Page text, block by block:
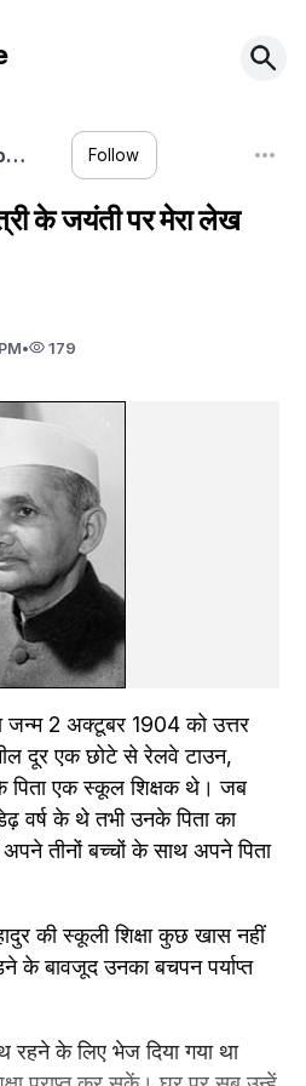
Follow
के जयंती पर मेरा लेख
• 179
जन्म 2 अक्टूबर 1904 को उत्तर
दूर एक छोटे से रेलवे टाउन,
एक स्कूल शिक्षक थे। जब
वर्ष के थे तभी उनके पिता का
अपने तीनों बच्चों के साथ अपने पिता
की स्कूली शिक्षा कुछ खास नहीं
के बावजूद उनका बचपन पर्याप्त
रहने के लिए भेज दिया गया था